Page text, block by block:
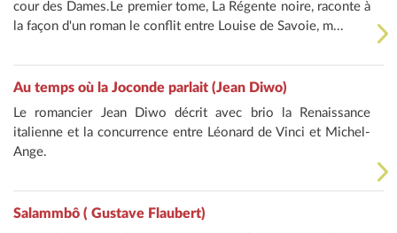
cour des Dames.Le premier tome, La Régente noire, raconte à
la façon d'un roman le conflit entre Louise de Savoie, m...
Au temps où la Joconde parlait (Jean Diwo)
Le romancier Jean Diwo décrit avec brio la Renaissance
italienne et la concurrence entre Léonard de Vinci et Michel-
Ange.
Salammbô ( Gustave Flaubert)